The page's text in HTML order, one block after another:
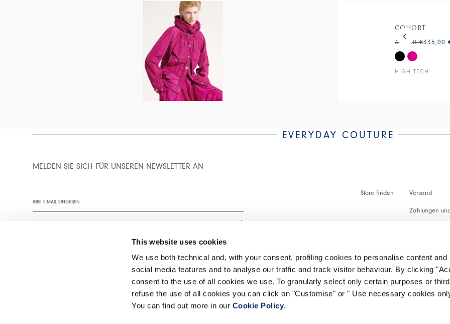
This website uses cookies
We use both technical and, with your consent, profiling cookies to personalise content and
social media features and to analyse our traffic and track visitor behaviour. By clicking
consent to the use of all cookies we use. To granularly select only certain purposes or
refuse the use of all cookies you can click on "Customise" or " Use necessary cookies
You can find out more in our Cookie Policy.
COHORT
HIGH TECH
670,00 €335,00
EVERYDAY COUTURE
MELDEN SIE SICH FÜR UNSEREN NEWSLETTER AN
Wir empfehlen Ihnen, unsere Datenschutzrichtlinie vollständig zu lesen.
Store finden Versand
Zahlungen
Rückgabe